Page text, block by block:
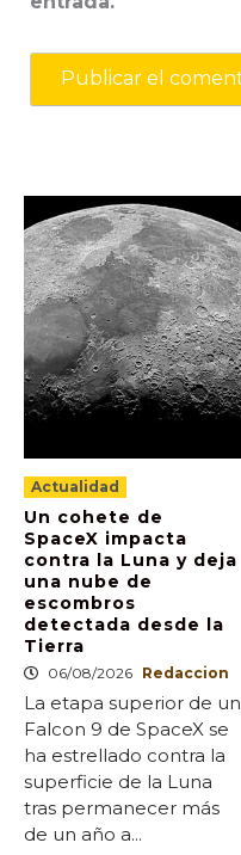
Actualidad
Un cohete de
SpaceX impacta
contra la Luna y deja
una nube de
escombros
detectada desde la
Tierra
06/08/2026 Redaccion
La etapa superior de un
Falcon 9 de SpaceX se
ha estrellado contra la
superficie de la Luna
tras permanecer más
de un año a...